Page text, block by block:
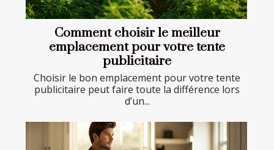
Comment choisir le meilleur
emplacement pour votre tente
publicitaire
Choisir le bon emplacement pour votre tente
publicitaire peut faire toute la différence lors
d’un...